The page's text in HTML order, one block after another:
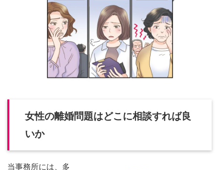
女性の離婚問題はどこに相談すれば良
いか
当事務所には、多